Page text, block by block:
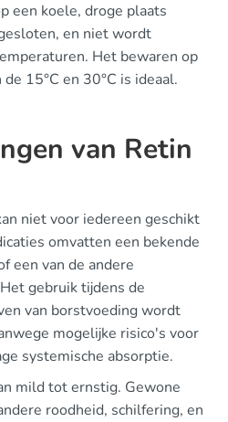
een koele, droge plaats
en niet wordt
Het bewaren op
15°C en 30°C is ideaal.
van Retin
niet voor iedereen geschikt
omvatten een bekende
een van de andere
gebruik tijdens de
van borstvoeding wordt
mogelijke risico's voor
systemische absorptie.
mild tot ernstig. Gewone
roodheid, schilfering, en